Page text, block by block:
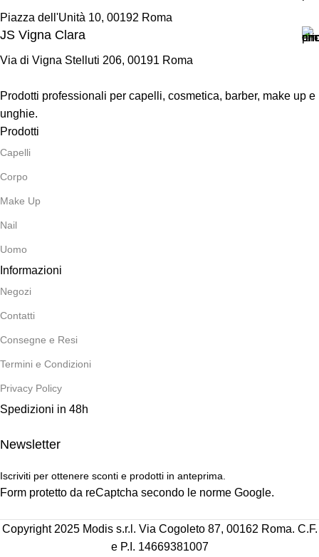
Piazza dell'Unità 10, 00192 Roma
JS Vigna Clara
Via di Vigna Stelluti 206, 00191 Roma
Prodotti professionali per capelli, cosmetica, barber, make up e
unghie.
Prodotti
Capelli
Corpo
Make Up
Nail
Uomo
Informazioni
Negozi
Contatti
Consegne e Resi
Termini e Condizioni
Privacy Policy
Spedizioni in 48h
Newsletter
Iscriviti per ottenere sconti e prodotti in anteprima.
Form protetto da reCaptcha secondo le norme Google.
Copyright 2025 Modis s.r.l. Via Cogoleto 87, 00162 Roma. C.F.
e P.I. 14669381007